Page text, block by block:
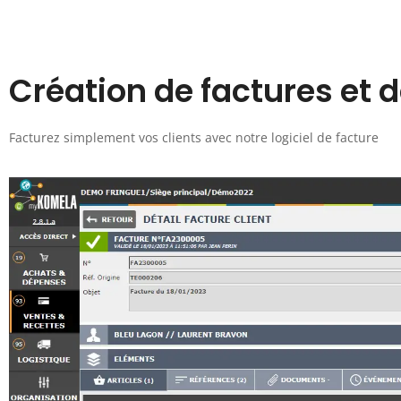
Création de factures et
Facturez simplement vos clients avec notre logiciel de facture